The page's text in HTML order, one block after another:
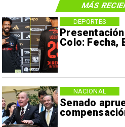
Colo: Fecha,
DEPORTES
Senado
NACIONAL
MÁS